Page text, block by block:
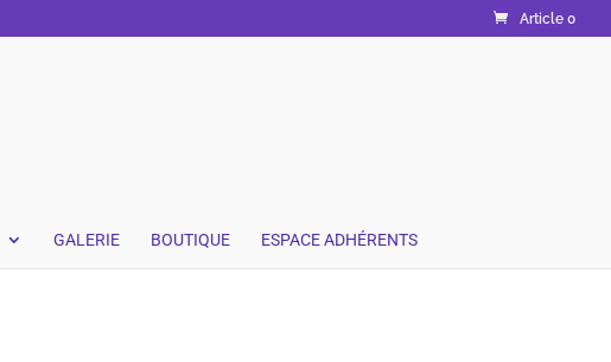
Article 0
GALERIE BOUTIQUE ESPACE ADHÉRENTS